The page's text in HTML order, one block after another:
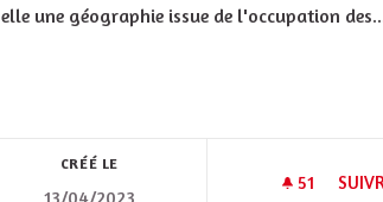
elle une géographie issue de l'occupation
CRÉÉ LE
51 51